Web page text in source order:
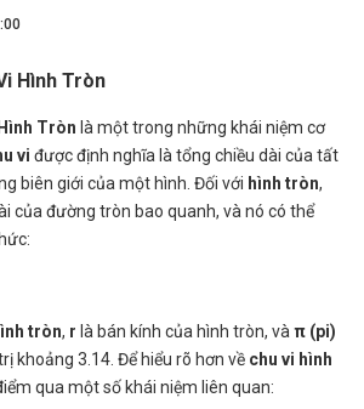
Hình Tròn
Tròn là một trong những khái niệm cơ
vi được định nghĩa là tổng chiều dài của tất
biên giới của một hình. Đối với hình tròn,
của đường tròn bao quanh, và nó có thể
tròn, r là bán kính của hình tròn, và π (pi)
khoảng 3.14. Để hiểu rõ hơn về chu vi hình
qua một số khái niệm liên quan: